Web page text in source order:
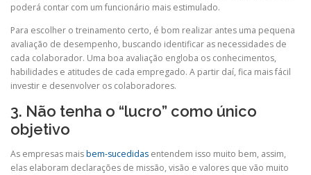
poderá contar com um funcionário mais estimulado.
Para escolher o treinamento certo, é bom realizar antes uma pequena
avaliação de desempenho, buscando identificar as necessidades de
cada colaborador. Uma boa avaliação engloba os conhecimentos,
habilidades e atitudes de cada empregado. A partir daí, fica mais fácil
investir e desenvolver os colaboradores.
3. Não tenha o “lucro” como único
objetivo
As empresas maisbem-sucedidas entendem isso muito bem, assim,
elas elaboram declarações de missão, visão e valores que vão muito